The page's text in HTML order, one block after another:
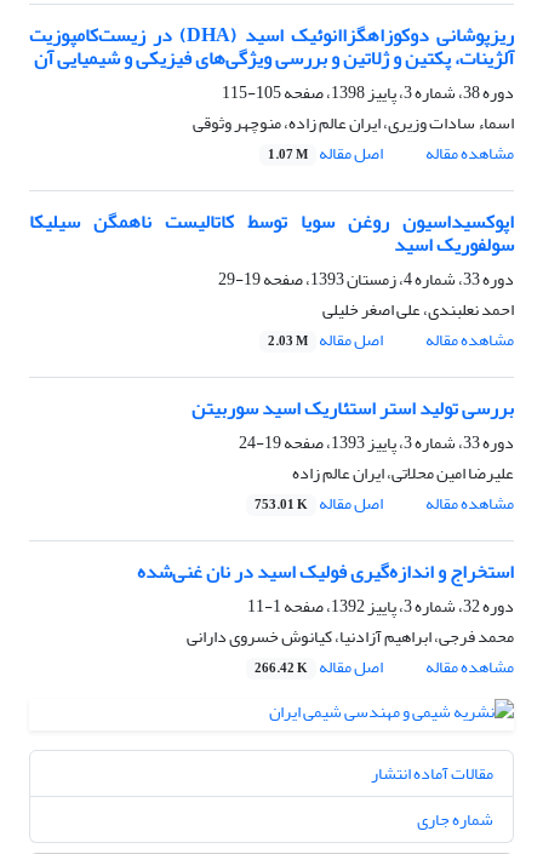
ریزپوشانی دوکوزاهگزاانوئیک اسید (DHA) در زیست‌کامپوزیت
آلژینات، پکتین و ژلاتین و بررسی ویژگی‌های فیزیکی و شیمیایی آن
دوره 38، شماره 3، پاییز 1398، صفحه
105-115
اسماء سادات وزیری، ایران عالم زاده، منوچهر وثوقی
مشاهده مقاله
اصل مقاله 1.07 M
اپوکسیداسیون روغن سویا توسط کاتالیست ناهمگن سیلیکا
سولفوریک اسید
دوره 33، شماره 4، زمستان 1393، صفحه
19-29
احمد نعلبندی، علی اصغر خلیلی
مشاهده مقاله
اصل مقاله 2.03 M
بررسی تولید استر استئاریک اسید سوربیتن
دوره 33، شماره 3، پاییز 1393، صفحه
19-24
علیرضا امین محلاتی، ایران عالم زاده
مشاهده مقاله
اصل مقاله 753.01 K
استخراج و اندازه‌گیری فولیک اسید در نان غنی‌شده
دوره 32، شماره 3، پاییز 1392، صفحه
1-11
محمد فرجی، ابراهیم آزادنیا، کیانوش خسروی دارانی
مشاهده مقاله
اصل مقاله 266.42 K
مقالات آماده انتشار
شماره جاری